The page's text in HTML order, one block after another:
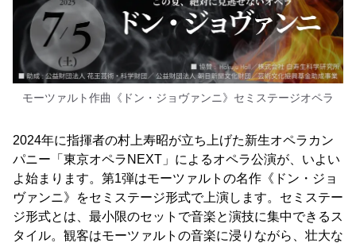
モーツァルト作曲《ドン・ジョヴァンニ》セミステージオペラ
2024年に指揮者の村上寿昭が立ち上げた新生オペラカン
パニー「東京オペラNEXT」によるオペラ公演が、いよい
よ始まります。第1弾はモーツァルトの名作《ドン・ジョ
ヴァンニ》をセミステージ形式で上演します。セミステー
ジ形式とは、最小限のセットで音楽と演技に集中できるス
タイル。観客はモーツァルトの音楽に浸りながら、壮大な